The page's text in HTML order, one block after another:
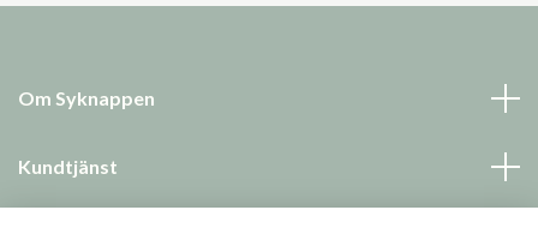
Om Syknappen
Kundtjänst